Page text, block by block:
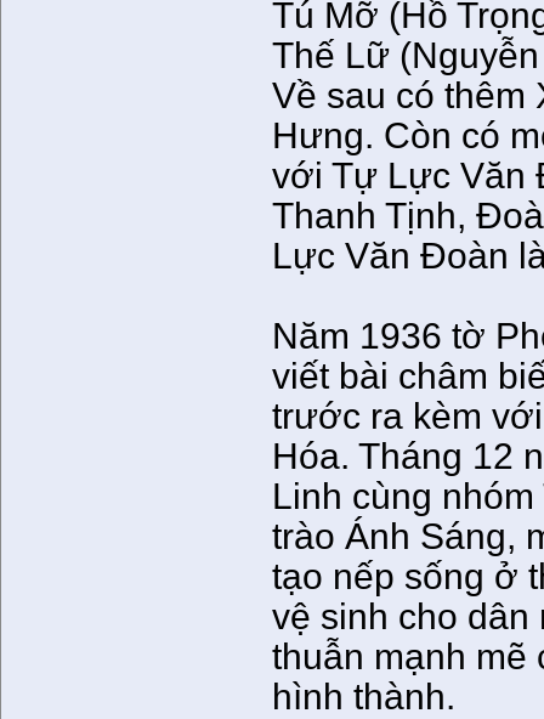
Tú Mỡ (Hồ
Thế Lữ
Về sau có thêm
Hưng. Còn có
với Tự Lực Văn
Thanh Tịnh,
Lực Văn Đoàn
Năm 1936 tờ
viết bài châm
trước ra kèm
Hóa. Tháng 12
Linh cùng
trào Ánh Sáng,
tạo nếp sống ở
vệ sinh cho dân
thuẫn mạnh mẽ
hình thành.